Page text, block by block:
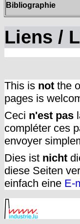
Bibliographie
Liens /
This is not the
pages is
Ceci n'est pas
compléter ces
envoyer
Dies ist nicht
diese Seiten
einfach eine E-